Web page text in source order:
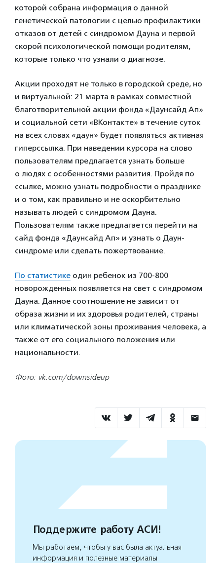
которой собрана информация о данной
генетической патологии с целью профилактики
отказов от детей с синдромом Дауна и первой
скорой психологической помощи родителям,
которые только что узнали о диагнозе.
Акции проходят не только в городской среде, но
и виртуальной: 21 марта в рамках совместной
благотворительной акции фонда «Даунсайд Ап»
и социальной сети «ВКонтакте» в течение суток
на всех словах «даун» будет появляться активная
гиперссылка. При наведении курсора на слово
пользователям предлагается узнать больше
о людях с особенностями развития. Пройдя по
ссылке, можно узнать подробности о празднике
и о том, как правильно и не оскорбительно
называть людей с синдромом Дауна.
Пользователям также предлагается перейти на
сайд фонда «Даунсайд Ап» и узнать о Даун-
синдроме или сделать пожертвование.
По статистике один ребенок из 700-800
новорожденных появляется на свет с синдромом
Дауна. Данное соотношение не зависит от
образа жизни и их здоровья родителей, страны
или климатической зоны проживания человека, а
также от его социального положения или
национальности.
Фото: vk.com/downsideup
Поддержите работу АСИ!
Мы работаем, чтобы у вас была актуальная
информация и полезные материалы